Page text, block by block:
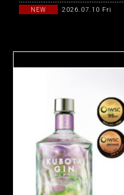
NEW 2026.07.10 Fri